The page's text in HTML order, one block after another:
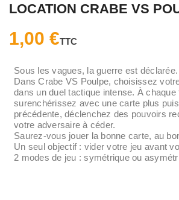
LOCATION CRABE VS
1,00 €TTC
Sous les vagues, la guerre est déclarée.
Dans Crabe VS Poulpe, choisissez
dans un duel tactique intense. À chaque
surenchérissez avec une carte plus
précédente, déclenchez des pouvoirs
votre adversaire à céder.
Saurez-vous jouer la bonne carte, au
Un seul objectif : vider votre jeu avant
2 modes de jeu : symétrique ou